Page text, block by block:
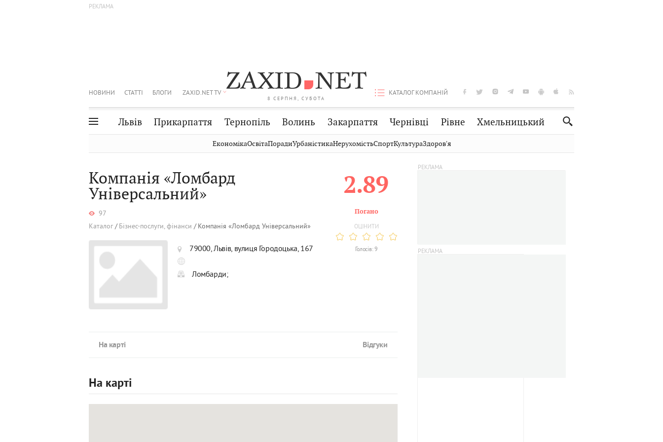
8 СЕРПНЯ, СУБОТА
НОВИНИ СТАТТІ БЛОГИ ZAXID.NET TV КАТАЛОГ КОМПАНІЙ
Львів Прикарпаття Тернопіль Волинь Закарпаття Чернівці Рівне Хмельницький
Волинь
Закарпаття
Чернівці
Шептицький
Стрий
Хмельницький
Публікації Авто Словко
Дім
Освіта
ЕкономікаОсвітаПорадиУрбаністикаНерухомістьСпортКультураЗдоровʼя
Компанія «Ломбард
Універсальний»
97
Каталог
Бізнес-послуги, фінанси Компанія «Ломбард Універсальний»
79000, Львів, вулиця Городоцька, 167
Ломбарди;
2.89
Погано
ОЦІНИТИ
Голосів: 9
На карті Відгуки
На карті